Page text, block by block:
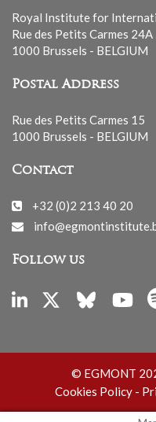
Royal Institute for
Rue des Petits Carmes 24A
1000 Brussels - BELGIUM
Postal Address
Rue des Petits Carmes 15
1000 Brussels - BELGIUM
Contact
+32 (0)2 213 40 20
Follow us
© EGMONT
Cookies Policy -